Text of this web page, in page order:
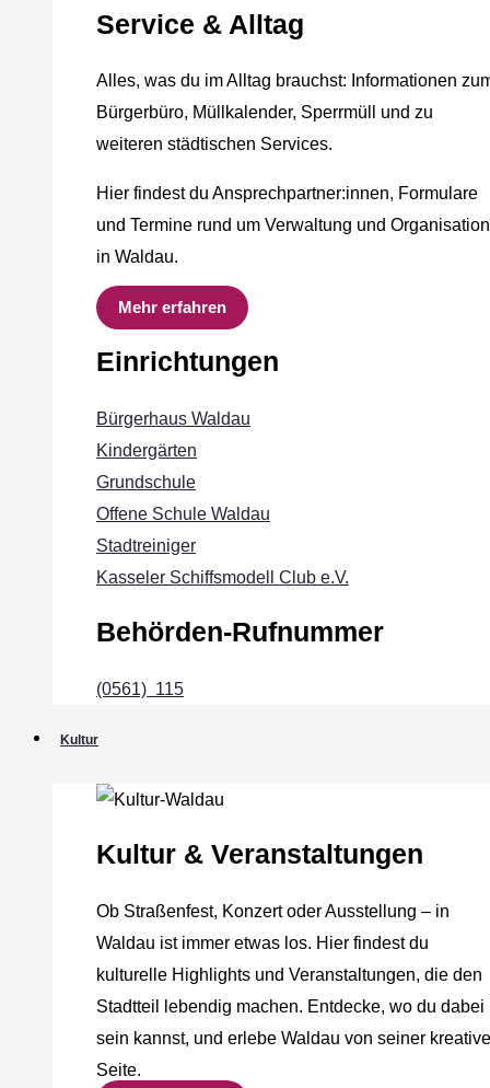
Service & Alltag
Alles, was du im Alltag brauchst: Informationen
Bürgerbüro, Müllkalender, Sperrmüll und zu
weiteren städtischen Services.
Hier findest du Ansprechpartner:innen, Formulare
und Termine rund um Verwaltung und Organisation
in Waldau.
Mehr erfahren
Einrichtungen
Bürgerhaus Waldau
Kindergärten
Grundschule
Offene Schule Waldau
Stadtreiniger
Kasseler Schiffsmodell Club e.V.
Behörden-Rufnummer
(0561) 115
Kultur
Kultur & Veranstaltungen
Ob Straßenfest, Konzert oder Ausstellung – in
Waldau ist immer etwas los. Hier findest du
kulturelle Highlights und Veranstaltungen, die den
Stadtteil lebendig machen. Entdecke, wo du dabei
sein kannst, und erlebe Waldau von seiner
Seite.